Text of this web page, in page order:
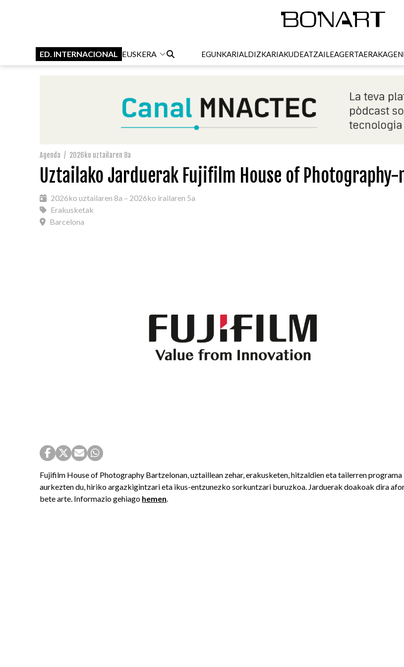
ED. INTERNACIONAL EUSKERA EGUNKARIALDIZKARIAKUDEATZAILEAGERTAERAK
Agenda / 2026ko uztailaren 8a
Uztailako Jarduerak Fujifilm House of Photography-
2026ko uztailaren 8a – 2026ko irailaren 5a
Erakusketak
Barcelona
Fujifilm House of Photography Bartzelonan, uztaillean zehar, erakusketen, hitzaldien eta tailerren
aurkezten du, hiriko argazkigintzari eta ikus-entzunezko sorkuntzari buruzkoa. Jarduerak doakoak dira
bete arte. Informazio gehiago hemen.